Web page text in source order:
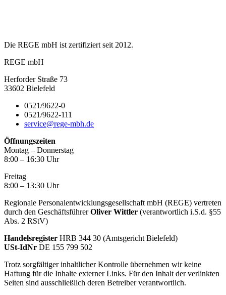
Die REGE mbH ist zertifiziert seit 2012.
REGE mbH
Herforder Straße 73
33602 Bielefeld
0521/9622-0
0521/9622-111
service@rege-mbh.de
Öffnungszeiten
Montag – Donnerstag
8:00 – 16:30 Uhr
Freitag
8:00 – 13:30 Uhr
Regionale Personalentwicklungsgesellschaft mbH (REGE) vertreten
durch den GeschäftsführerOliver Wittler (verantwortlich i.S.d. §55
Abs. 2 RStV)
Handelsregister HRB 344 30 (Amtsgericht Bielefeld)
USt-IdNr DE 155 799 502
Trotz sorgfältiger inhaltlicher Kontrolle übernehmen wir keine
Haftung für die Inhalte externer Links. Für den Inhalt der verlinkten
Seiten sind ausschließlich deren Betreiber verantwortlich.